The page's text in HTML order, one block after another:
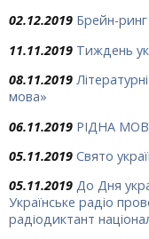
02.12.2019 Брейн-ринг
11.11.2019 Тиждень
08.11.2019
мова»
06.11.2019 РІДНА
05.11.2019 Свято
05.11.2019 До Дня
Українське радіо
радіодиктант